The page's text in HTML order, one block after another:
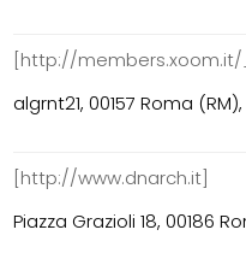
[http://
algrnt21, 00157 Roma
[http://www.dnarch.it]
Piazza Grazioli 18, 00186